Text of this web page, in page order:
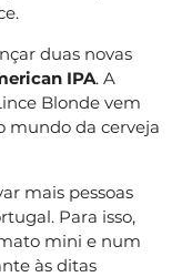
duas novas
IPA. A
Blonde vem
mundo da cerveja
mais pessoas
Para isso,
mini e num
às ditas